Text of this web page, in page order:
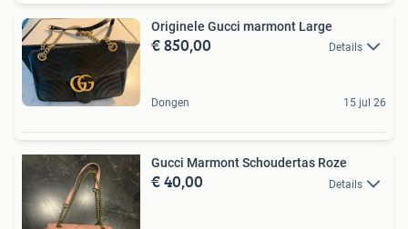
Originele Gucci marmont Large
€ 850,00 Details
Dongen 15 jul 26
Gucci Marmont Schoudertas Roze
€ 40,00 Details